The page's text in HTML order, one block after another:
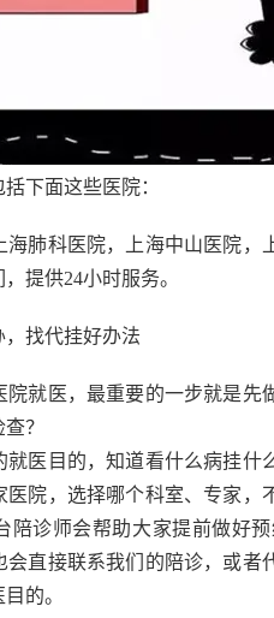
下面这些医院：
海肺科医院，上海中山医院
提供24小时服务。
，找代挂好办法
院就医，最重要的一步就是
？
就医目的，知道看什么病挂
医院，选择哪个科室、专家
陪诊师会帮助大家提前做好
会直接联系我们的陪诊，或
的。